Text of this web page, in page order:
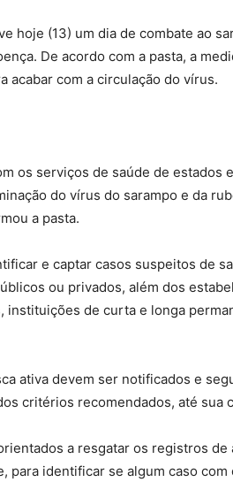
hoje (13) um dia de combate ao
De acordo com a pasta, a
acabar com a circulação do vírus.
os serviços de saúde de estados
do vírus do sarampo e da
a pasta.
e captar casos suspeitos de
ou privados, além dos
instituições de curta e longa
ativa devem ser notificados e
critérios recomendados, até sua
a resgatar os registros
para identificar se algum caso